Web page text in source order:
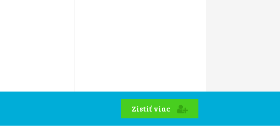
Zistiť viac